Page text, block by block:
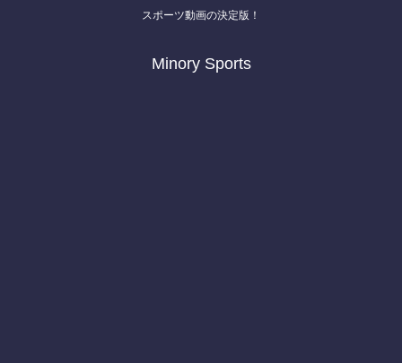
スポーツ動画の決定版！
Minory Sports